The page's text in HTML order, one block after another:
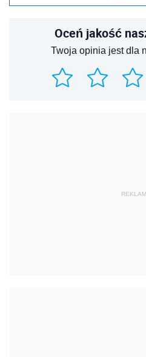
Oceń jakość
Twoja opinia jest dla